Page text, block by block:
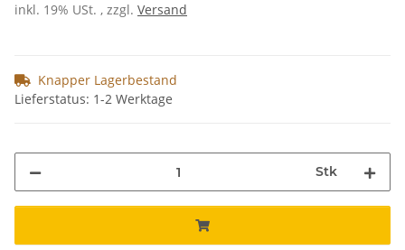
inkl. 19% USt. , zzgl. Versand
Knapper Lagerbestand
Lieferstatus: 1-2 Werktage
Stk